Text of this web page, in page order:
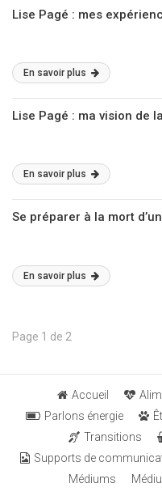
Lise Pagé : mes
En savoir plus
Lise Pagé : ma vision de
En savoir plus
Se préparer à la mort
En savoir plus
Page 1 de 2
Accueil
Parlons énergie
Transitions
Supports de
Médiums